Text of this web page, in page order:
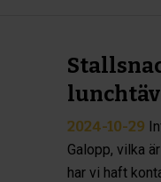
2024-10-29
Galopp, vilka
har vi haft